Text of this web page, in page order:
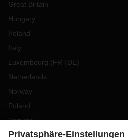
Great Britain
Hungary
Ireland
Italy
Luxembourg (FR DE)
Netherlands
Norway
Poland
Portugal
Romania